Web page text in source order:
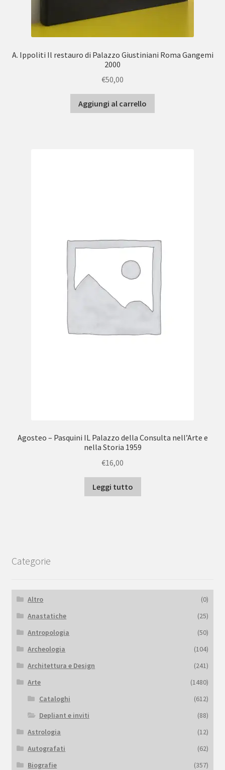
A. Ippoliti Il restauro di Palazzo Giustiniani Roma Gangemi
2000
€50,00
Aggiungi al carrello
Agosteo – Pasquini IL Palazzo della Consulta nell’Arte e
nella Storia 1959
€16,00
Leggi tutto
Categorie
Altro
(0)
Anastatiche
(25)
Antropologia
(50)
Archeologia
(104)
Architettura e Design
(241)
Arte
(1480)
Cataloghi
(612)
Depliant e inviti
(88)
Astrologia
(12)
Autografati
(62)
Biografie
(357)